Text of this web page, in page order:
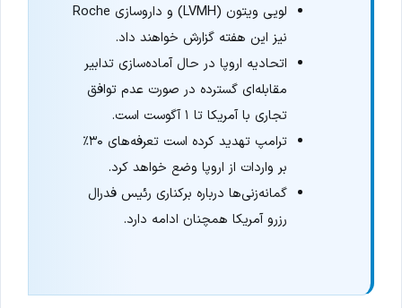
لویی ویتون (LVMH) و داروسازی Roche
نیز این هفته گزارش خواهند داد.
اتحادیه اروپا در حال آماده‌سازی تدابیر
مقابله‌ای گسترده در صورت عدم توافق
تجاری با آمریکا تا ۱ آگوست است.
ترامپ تهدید کرده است تعرفه‌های ۳۰٪
بر واردات از اروپا وضع خواهد کرد.
گمانه‌زنی‌ها درباره برکناری رئیس فدرال
رزرو آمریکا همچنان ادامه دارد.